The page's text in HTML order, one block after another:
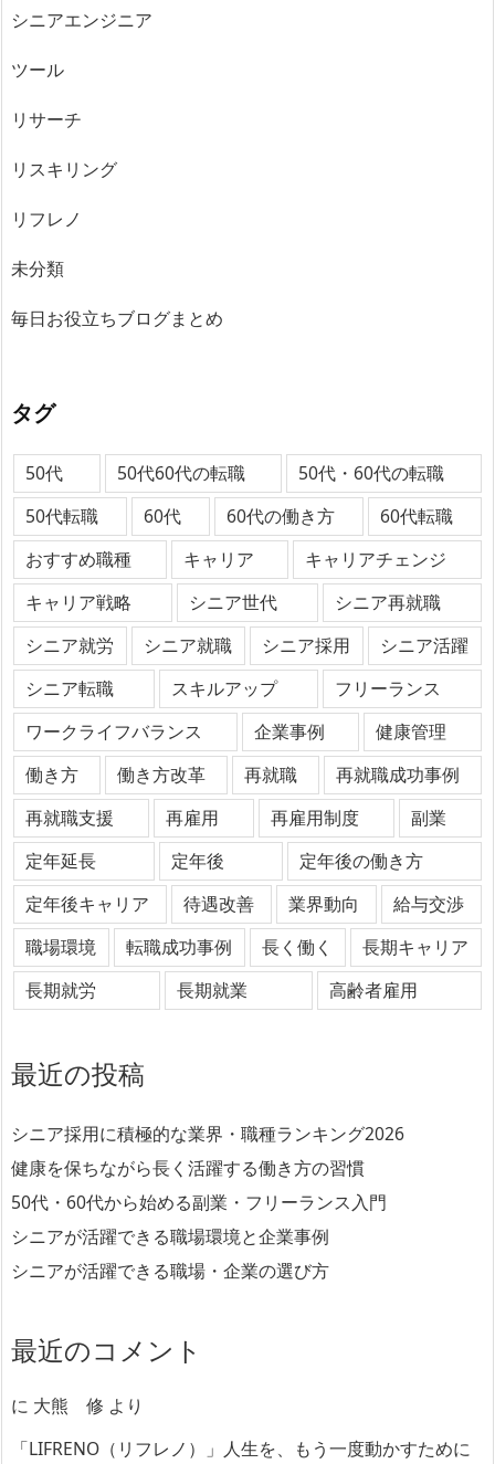
シニアエンジニア
ツール
リサーチ
リスキリング
リフレノ
未分類
毎日お役立ちブログまとめ
タグ
50代 50代60代の転職
50代・60代の転職
50代転職
60代 60代の働き方
60代転職
おすすめ職種
キャリア
キャリアチェンジ
キャリア戦略
シニア世代
シニア再就職
シニア就労
シニア就職 シニア採用
シニア活躍
シニア転職
スキルアップ
フリーランス
ワークライフバランス
企業事例
健康管理
働き方
働き方改革 再就職
再就職成功事例
再就職支援
再雇用 再雇用制度
副業
定年延長
定年後
定年後の働き方
定年後キャリア
待遇改善 業界動向
給与交渉
職場環境
転職成功事例 長く働く
長期キャリア
長期就労
長期就業 高齢者雇用
最近の投稿
シニア採用に積極的な業界・職種ランキング2026
健康を保ちながら長く活躍する働き方の習慣
50代・60代から始める副業・フリーランス入門
シニアが活躍できる職場環境と企業事例
シニアが活躍できる職場・企業の選び方
最近のコメント
に 大熊 修 より
「LIFRENO（リフレノ）」人生を、もう一度動かすために